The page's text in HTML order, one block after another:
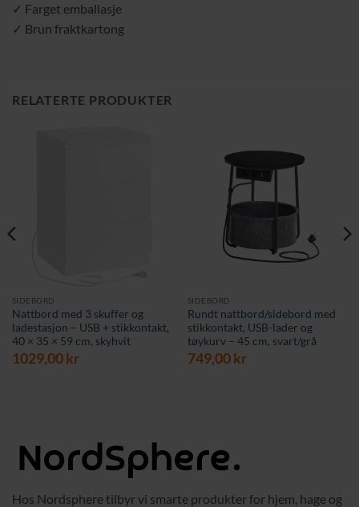
✓ Farget emballasje
✓ Brun fraktkartong
RELATERTE PRODUKTER
SIDEBORD
Nattbord med 3 skuffer og
ladestasjon – USB + stikkontakt,
40 × 35 × 59 cm, skyhvit
1029,00kr
SIDEBORD
Rundt nattbord/sidebord med
stikkontakt, USB-lader og
tøykurv – 45 cm, svart/grå
749,00kr
Hos Nordsphere tilbyr vi smarte produkter for hjem, hage og